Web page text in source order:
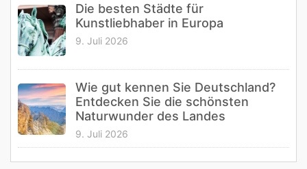
Die besten Städte für
Kunstliebhaber in Europa
9. Juli 2026
Wie gut kennen Sie Deutschland?
Entdecken Sie die schönsten
Naturwunder des Landes
9. Juli 2026